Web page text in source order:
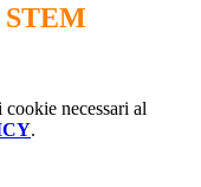
STEM
necessari al
.